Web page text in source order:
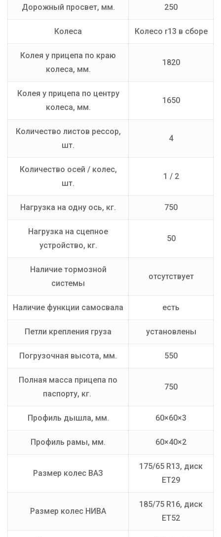
Дорожный просвет, мм. 250
Колеса Колесо r13 в сборе
Колея у прицепа по краю
колеса, мм.
1820
Колея у прицепа по центру
колеса, мм.
1650
Количество листов рессор,
шт.
4
Количество осей / колес,
шт.
1 / 2
Нагрузка на одну ось, кг. 750
Нагрузка на сцепное
устройство, кг.
50
Наличие тормозной
системы
отсутствует
Наличие функции самосвала есть
Петли крепления груза установлены
Погрузочная высота, мм. 550
Полная масса прицепа по
паспорту, кг.
750
Профиль дышла, мм. 60×60×3
Профиль рамы, мм. 60×40×2
Размер колес ВАЗ
175/65 R13, диск
ET29
Размер колес НИВА
185/75 R16, диск
ET52